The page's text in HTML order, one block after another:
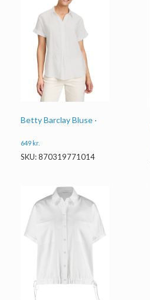
Betty Barclay Bluse ·
649 kr.
SKU: 870319771014